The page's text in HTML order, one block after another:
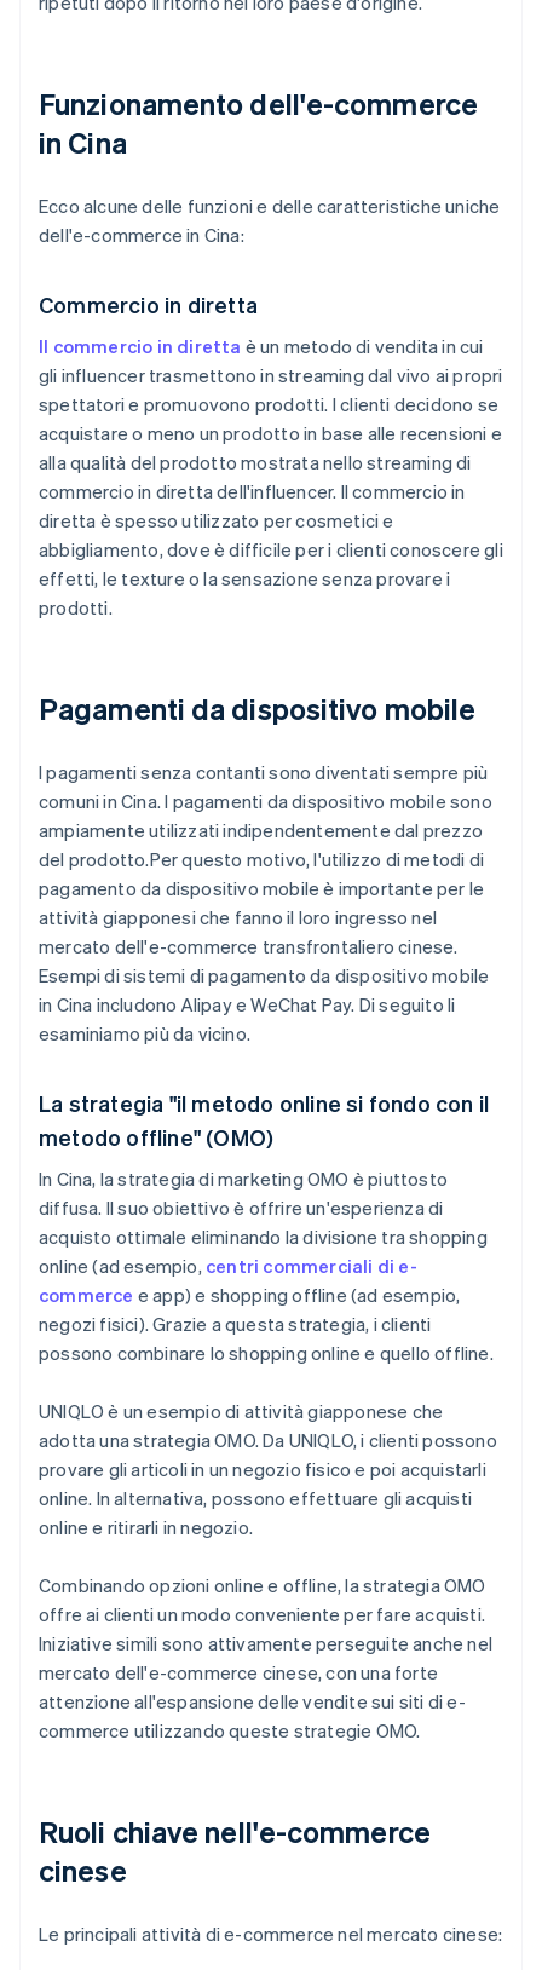
Funzionamento dell'e-commerce
in Cina
Ecco alcune delle funzioni e delle caratteristiche uniche
dell'e-commerce in Cina:
Commercio in diretta
Il commercio in diretta è un metodo di vendita in cui
gli influencer trasmettono in streaming dal vivo ai propri
spettatori e promuovono prodotti. I clienti decidono se
acquistare o meno un prodotto in base alle recensioni e
alla qualità del prodotto mostrata nello streaming di
commercio in diretta dell'influencer. Il commercio in
diretta è spesso utilizzato per cosmetici e
abbigliamento, dove è difficile per i clienti conoscere gli
effetti, le texture o la sensazione senza provare i
prodotti.
Pagamenti da dispositivo mobile
I pagamenti senza contanti sono diventati sempre più
comuni in Cina. I pagamenti da dispositivo mobile sono
ampiamente utilizzati indipendentemente dal prezzo
del prodotto.Per questo motivo, l'utilizzo di metodi di
pagamento da dispositivo mobile è importante per le
attività giapponesi che fanno il loro ingresso nel
mercato dell'e-commerce transfrontaliero cinese.
Esempi di sistemi di pagamento da dispositivo mobile
in Cina includono Alipay e WeChat Pay. Di seguito li
esaminiamo più da vicino.
La strategia "il metodo online si fondo con il
metodo offline" (OMO)
In Cina, la strategia di marketing OMO è piuttosto
diffusa. Il suo obiettivo è offrire un'esperienza di
acquisto ottimale eliminando la divisione tra shopping
online (ad esempio, centri commerciali di e-
commerce e app) e shopping offline (ad esempio,
negozi fisici). Grazie a questa strategia, i clienti
possono combinare lo shopping online e quello offline.
UNIQLO è un esempio di attività giapponese che
adotta una strategia OMO. Da UNIQLO, i clienti possono
provare gli articoli in un negozio fisico e poi acquistarli
online. In alternativa, possono effettuare gli acquisti
online e ritirarli in negozio.
Combinando opzioni online e offline, la strategia OMO
offre ai clienti un modo conveniente per fare acquisti.
Iniziative simili sono attivamente perseguite anche nel
mercato dell'e-commerce cinese, con una forte
attenzione all'espansione delle vendite sui siti di e-
commerce utilizzando queste strategie OMO.
Ruoli chiave nell'e-commerce
cinese
Le principali attività di e-commerce nel mercato cinese: